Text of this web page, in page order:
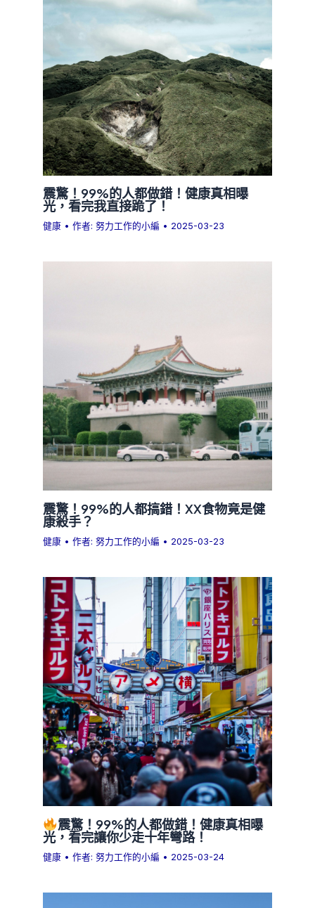
震驚！99%的人都做錯！健康真相曝
光，看完我直接跪了！
健康 • 作者:努力工作的小編 • 2025-03-23
震驚！99%的人都搞錯！XX食物竟是健
康殺手？
健康 • 作者:努力工作的小編 • 2025-03-23
震驚！99%的人都做錯！健康真相曝
光，看完讓你少走十年彎路！
健康 • 作者:努力工作的小編 • 2025-03-24